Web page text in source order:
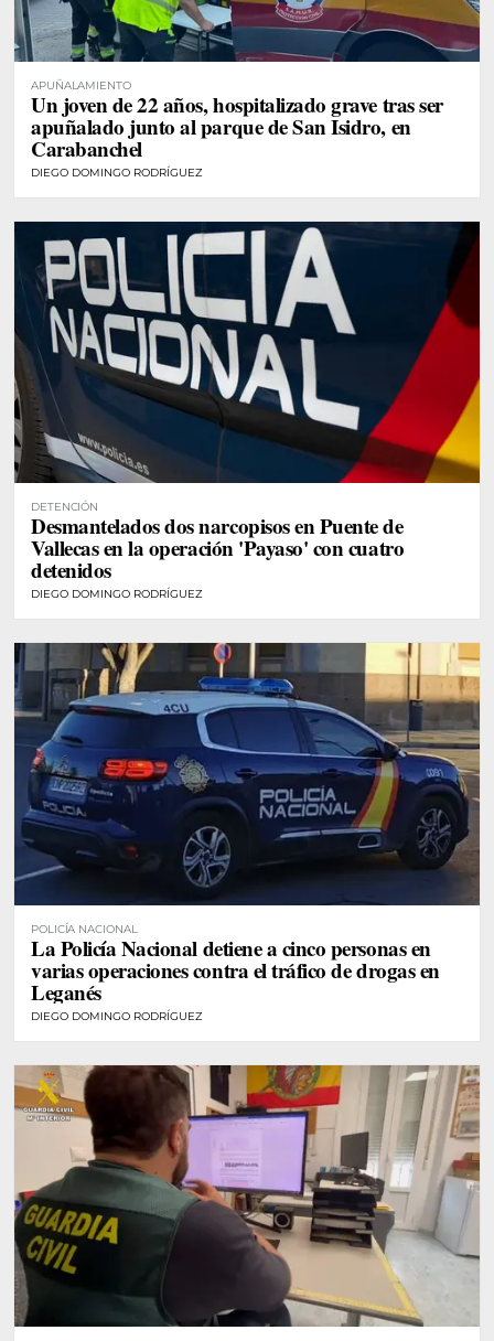
APUÑALAMIENTO
Un joven de 22 años, hospitalizado grave tras ser
apuñalado junto al parque de San Isidro, en
Carabanchel
DIEGO DOMINGO RODRÍGUEZ
DETENCIÓN
Desmantelados dos narcopisos en Puente de
Vallecas en la operación 'Payaso' con cuatro
detenidos
DIEGO DOMINGO RODRÍGUEZ
POLICÍA NACIONAL
La Policía Nacional detiene a cinco personas en
varias operaciones contra el tráfico de drogas en
Leganés
DIEGO DOMINGO RODRÍGUEZ